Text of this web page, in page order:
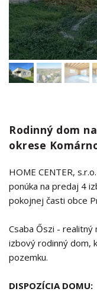
Rodinný dom
okrese
HOME CENTER,
ponúka na predaj 4
pokojnej časti obce
Csaba Őszi - realitný
izbový rodinný dom,
pozemku.
DISPOZÍCIA DOMU: